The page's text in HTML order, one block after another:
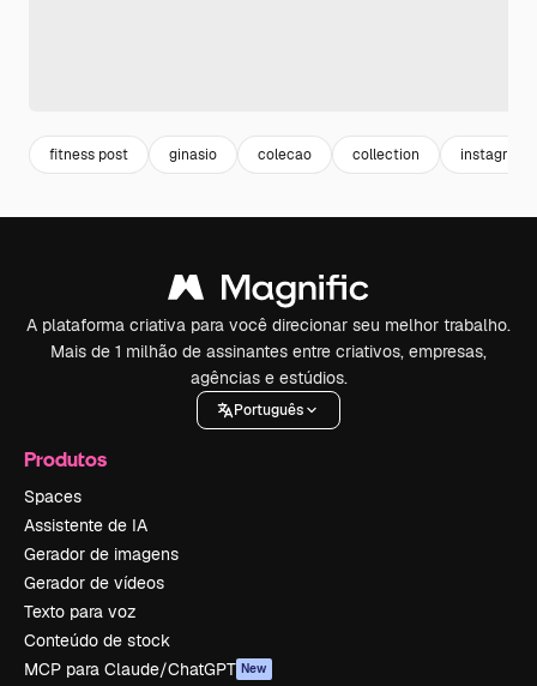
fitness post ginasio colecao collection instagram
A plataforma criativa para você direcionar seu melhor trabalho.
Mais de 1 milhão de assinantes entre criativos, empresas,
agências e estúdios.
Português
Produtos
Spaces
Assistente de IA
Gerador de imagens
Gerador de vídeos
Texto para voz
Conteúdo de stock
MCP para Claude/ChatGPT New